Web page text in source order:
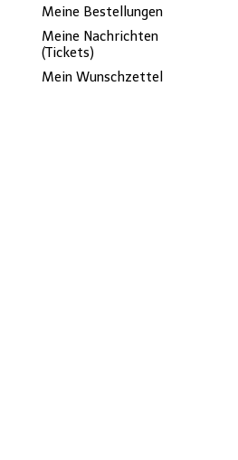
Meine Bestellungen
Meine Nachrichten
(Tickets)
Mein Wunschzettel